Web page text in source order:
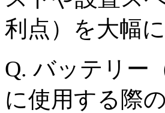
利点）を大幅
Q. バッテリー
に使用する際